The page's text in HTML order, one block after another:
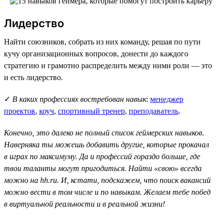
Лидерство
Найти союзников, собрать из них команду, решая по пути
кучу организационных вопросов, донести до каждого
стратегию и грамотно распределить между ними роли — это
и есть лидерство.
✓ В каких профессиях востребован навык: менеджер
проектов, коуч, спортивный тренер, преподаватель.
Конечно, это далеко не полный список геймерских навыков.
Наверняка ты можешь добавить другие, которые прокачал
в играх по максимуму. Да и профессий гораздо больше, где
твои таланты могут пригодиться. Найти «свою» всегда
можно на hh.ru. И, кстати, подскажем, что поиск вакансий
можно вести в том числе и по навыкам. Желаем тебе побед
в виртуальной реальности и в реальной жизни!